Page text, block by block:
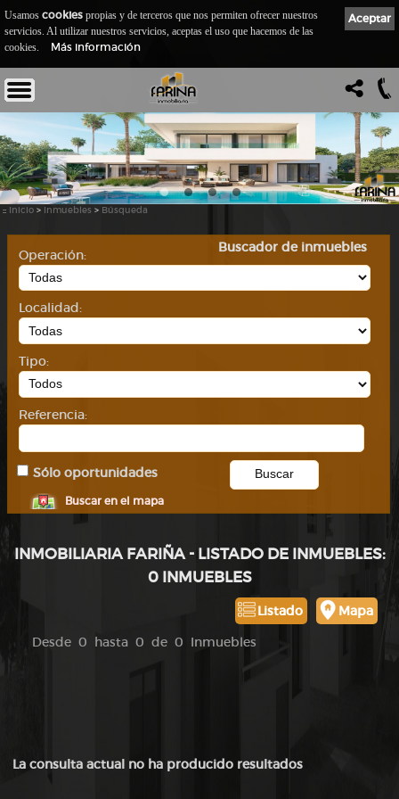
:: Inicio > Inmuebles > Búsqueda
Buscador de inmuebles
Operación:
Localidad:
Tipo:
Referencia:
Sólo oportunidades
Buscar en el mapa
INMOBILIARIA FARIÑA - LISTADO DE INMUEBLES:
0 INMUEBLES
Mapa
Listado
Desde 0 hasta 0 de 0 Inmuebles
La consulta actual no ha producido resultados
Aceptar
Usamos cookies propias y de terceros que nos permiten ofrecer nuestros
servicios. Al utilizar nuestros servicios, aceptas el uso que hacemos de las
cookies.
Más información